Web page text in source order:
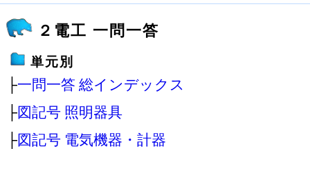
２電工 一問一答
単元別
├一問一答 総インデックス
├図記号 照明器具
├図記号 電気機器・計器